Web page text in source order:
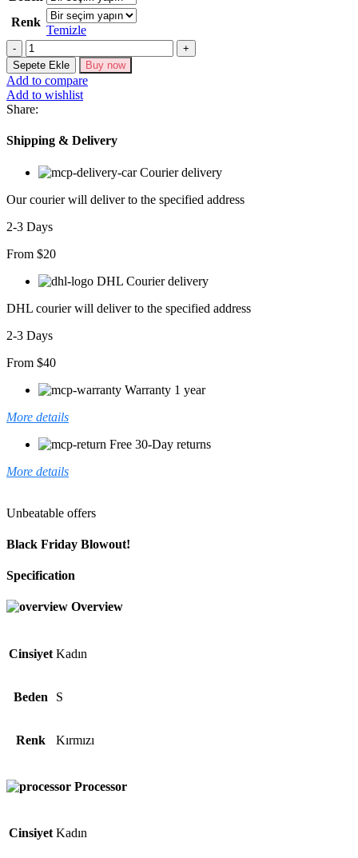
Renk
Temizle
Kadın
Sandy
Kumaş
Metal
Toka
Detaylı
Midi
Boy
adet
Sepete Ekle Buy now
Add to compare
Add to wishlist
Share:
Shipping & Delivery
Courier delivery
Our courier will deliver to the specified address
2-3 Days
From $20
DHL Courier delivery
DHL courier will deliver to the specified address
2-3 Days
From $40
Warranty 1 year
More details
Free 30-Day returns
More details
Unbeatable offers
Black Friday Blowout!
Specification
Overview
Cinsiyet Kadın
Beden S
Renk Kırmızı
Processor
Cinsiyet Kadın